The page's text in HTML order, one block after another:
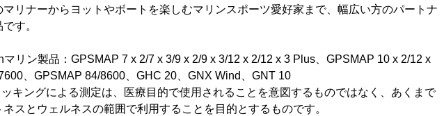
リナーからヨットやボートを楽しむマリンスポーツ愛好家まで、幅広い方のパートナ
す。
リン製品：GPSMAP 7 x 2/7 x 3/9 x 2/9 x 3/12 x 2/12 x 3 Plus、GPSMAP 10 x 2/12 x
、GPSMAP 84/8600、GHC 20、GNX Wind、GNT 10
キングによる測定は、医療目的で使用されることを意図するものではなく、あくまで
スとウェルネスの範囲で利用することを目的とするものです。